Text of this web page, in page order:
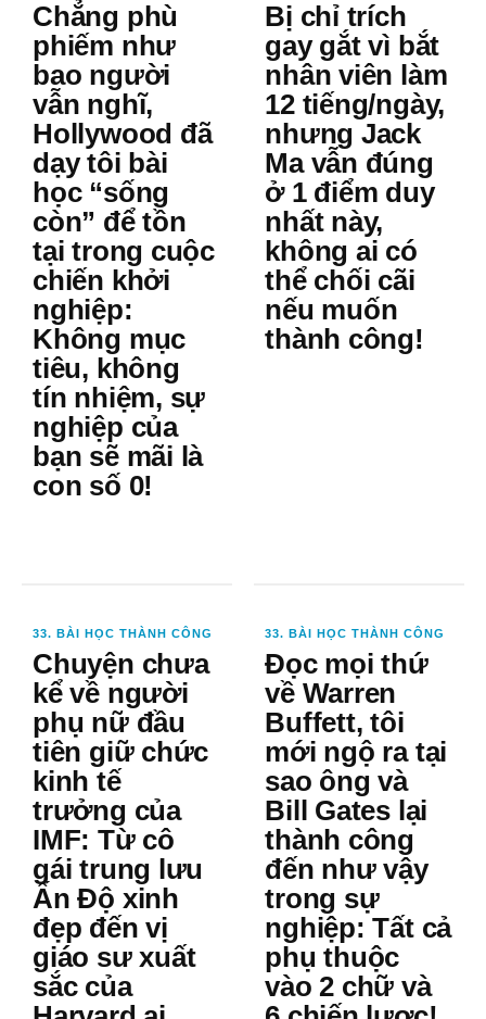
Chẳng phù
phiếm như
bao người
vẫn nghĩ,
Hollywood đã
dạy tôi bài
học “sống
còn” để tồn
tại trong cuộc
chiến khởi
nghiệp:
Không mục
tiêu, không
tín nhiệm, sự
nghiệp của
bạn sẽ mãi là
con số 0!
Bị chỉ trích
gay gắt vì bắt
nhân viên làm
12 tiếng/ngày,
nhưng Jack
Ma vẫn đúng
ở 1 điểm duy
nhất này,
không ai có
thể chối cãi
nếu muốn
thành công!
33. BÀI HỌC THÀNH CÔNG
Chuyện chưa
kể về người
phụ nữ đầu
tiên giữ chức
kinh tế
trưởng của
IMF: Từ cô
gái trung lưu
Ấn Độ xinh
đẹp đến vị
giáo sư xuất
sắc của
33. BÀI HỌC THÀNH CÔNG
Đọc mọi thứ
về Warren
Buffett, tôi
mới ngộ ra tại
sao ông và
Bill Gates lại
thành công
đến như vậy
trong sự
nghiệp: Tất cả
phụ thuộc
vào 2 chữ và